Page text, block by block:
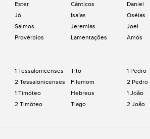
Ester
Jó
Salmos
Provérbios
Cânticos
Isaías
Jeremias
Lamentações
Daniel
Oséias
Joel
Amós
1 Tessalonicenses
2 Tessalonicenses
1 Timóteo
2 Timóteo
Tito
Filemom
Hebreus
Tiago
1 Pedro
2 Pedro
1 João
2 João